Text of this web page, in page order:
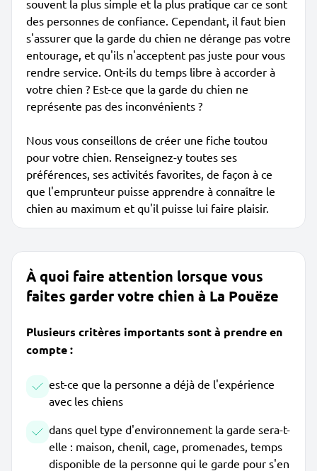
souvent la plus simple et la plus pratique car ce sont
des personnes de confiance. Cependant, il faut bien
s'assurer que la garde du chien ne dérange pas votre
entourage, et qu'ils n'acceptent pas juste pour vous
rendre service. Ont-ils du temps libre à accorder à
votre chien ? Est-ce que la garde du chien ne
représente pas des inconvénients ?
Nous vous conseillons de créer une fiche toutou
pour votre chien. Renseignez-y toutes ses
préférences, ses activités favorites, de façon à ce
que l'emprunteur puisse apprendre à connaître le
chien au maximum et qu'il puisse lui faire plaisir.
À quoi faire attention lorsque vous
faites garder votre chien à La Pouëze
Plusieurs critères importants sont à prendre en
compte :
est-ce que la personne a déjà de l'expérience
avec les chiens
dans quel type d'environnement la garde sera-t-
elle : maison, chenil, cage, promenades, temps
disponible de la personne qui le garde pour s'en